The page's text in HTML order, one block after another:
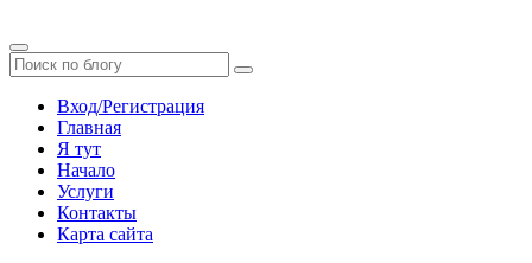
Вход/Регистрация
Главная
Я тут
Начало
Услуги
Контакты
Карта сайта